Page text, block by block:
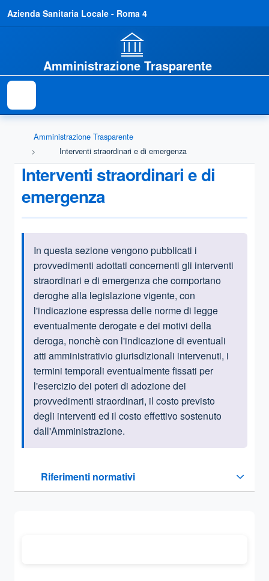
Azienda Sanitaria Locale - Roma 4
Amministrazione Trasparente
Amministrazione Trasparente
Interventi straordinari e di emergenza
Interventi straordinari e di
emergenza
Informazioni introduttive
In questa sezione vengono pubblicati i
provvedimenti adottati concernenti gli interventi
straordinari e di emergenza che comportano
deroghe alla legislazione vigente, con
l'indicazione espressa delle norme di legge
eventualmente derogate e dei motivi della
deroga, nonchè con l'indicazione di eventuali
atti amministrativio giurisdizionali intervenuti, i
termini temporali eventualmente fissati per
l'esercizio dei poteri di adozione dei
provvedimenti straordinari, il costo previsto
degli interventi ed il costo effettivo sostenuto
dall'Amministrazione.
Riferimenti normativi
Sezione compressa